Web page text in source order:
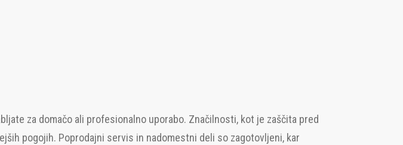
za domačo ali profesionalno uporabo. Značilnosti, kot je zaščita pred
pogojih. Poprodajni servis in nadomestni deli so zagotovljeni, kar